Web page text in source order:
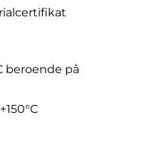
beroende på